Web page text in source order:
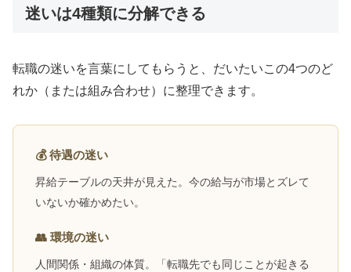
迷いは4種類に分解できる
転職の迷いを言葉にしてもらうと、だいたいこの4つのど
れか（または組み合わせ）に整理できます。
💰 待遇の迷い
昇給テーブルの天井が見えた。今の給与が市場とズレて
いないか確かめたい。
👥 環境の迷い
人間関係・組織の体質。「転職先でも同じことが起きる